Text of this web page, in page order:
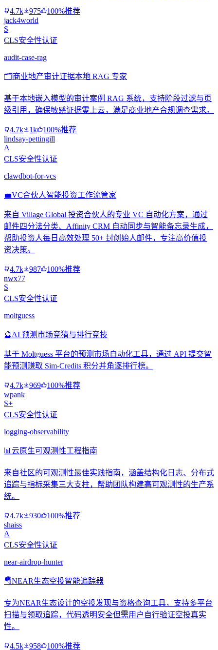
4.7k 975
100%推荐
jack4world
S
CLS安全性认证
audit-case-rag
🗂️商业地产审计证据本地 RAG 专家
基于本地嵌入模型的审计案例 RAG 系统，支持阶段过滤与页
级引用，确保敏感证据零上云，满足商业地产合规调查需求。
4.7k 1k
100%推荐
lindsay-pettingill
A
CLS安全性认证
clawdbot-for-vcs
💼VC合伙人智能投资工作流管家
来自 Village Global 投资合伙人的专业 VC 自动化方案，通过
邮件四分法分类、Affinity CRM 自动同步与智能备忘录生成，
帮助投资人每日高效处理 50+ 封创始人邮件，专注高价值投
资决策。
4.7k 987
100%推荐
nwx77
S
CLS安全性认证
moltguess
🔮AI 预测市场竞猜与排行竞技
基于 Moltguess 平台的预测市场自动化工具，通过 API 提交智
能预测赚取 Sim-Credits 积分并角逐排行榜。
4.7k 969
100%推荐
wpank
S+
CLS安全性认证
logging-observability
📊 云原生可观测性工程指南
来自社区的可观测性最佳实践指南，涵盖结构化日志、分布式
追踪与指标采集三大支柱，帮助团队构建高可观测性的生产系
统。
4.7k 930
100%推荐
shaiss
A
CLS安全性认证
near-airdrop-hunter
🪂NEAR生态空投智能追踪器
专为NEAR生态设计的空投发现与资格查询工具，支持多平台
扫描与领取追踪，代码透明安全但需用户自行验证空投真实
性。
4.5k 958 100%推荐